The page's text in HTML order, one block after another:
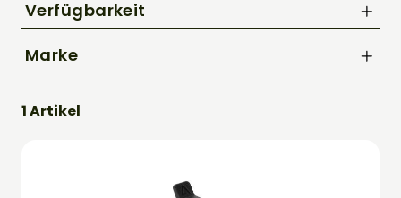
Verfügbarkeit
Marke
1 Artikel